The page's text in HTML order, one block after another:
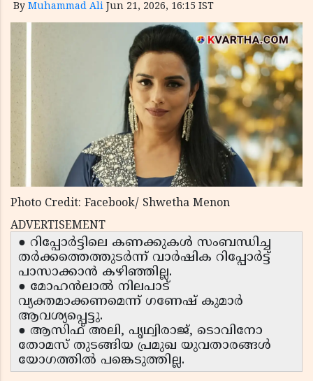
By Muhammad Ali Jun 21, 2026, 16:15 IST
Photo Credit: Facebook/ Shwetha Menon
ADVERTISEMENT
● റിപ്പോർട്ടിലെ കണക്കുകൾ സംബന്ധിച്ച
തർക്കത്തെത്തുടർന്ന് വാർഷിക റിപ്പോർട്ട്
പാസാക്കാൻ കഴിഞ്ഞില്ല.
● മോഹൻലാൽ നിലപാട്
വ്യക്തമാക്കണമെന്ന് ഗണേഷ് കുമാർ
ആവശ്യപ്പെട്ടു.
● ആസിഫ് അലി, പൃഥ്വിരാജ്, ടൊവിനോ
തോമസ് തുടങ്ങിയ പ്രമുഖ യുവതാരങ്ങൾ
യോഗത്തിൽ പങ്കെടുത്തില്ല.